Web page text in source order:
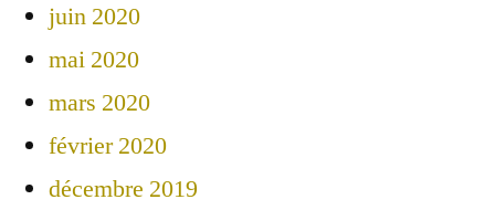
juin 2020
mai 2020
mars 2020
février 2020
décembre 2019